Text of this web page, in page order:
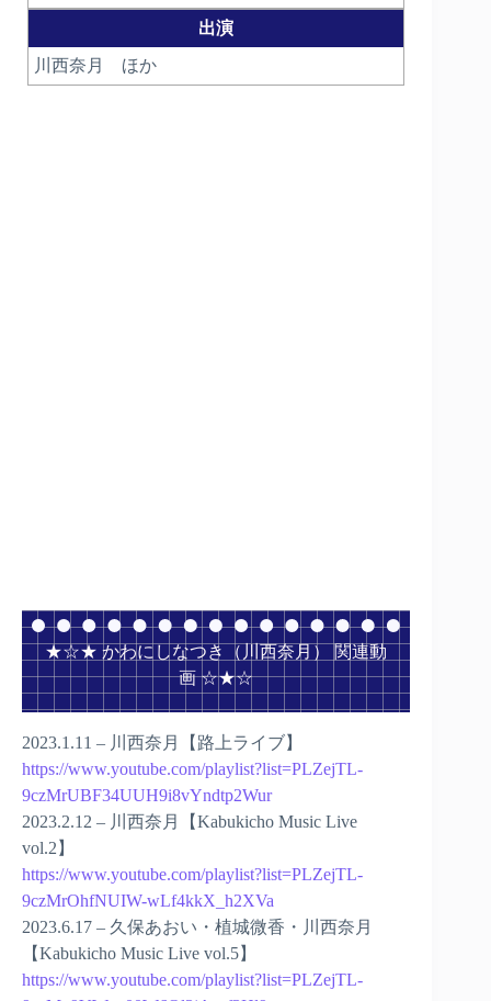
出演
川西奈月 ほか
★☆★ かわにしなつき（川西奈月） 関連動
画 ☆★☆
2023.1.11 – 川西奈月【路上ライブ】
https://www.youtube.com/playlist?list=PLZejTL-
9czMrUBF34UUH9i8vYndtp2Wur
2023.2.12 – 川西奈月【Kabukicho Music Live
vol.2】
https://www.youtube.com/playlist?list=PLZejTL-
9czMrOhfNUIW-wLf4kkX_h2XVa
2023.6.17 – 久保あおい・植城微香・川西奈月
【Kabukicho Music Live vol.5】
https://www.youtube.com/playlist?list=PLZejTL-